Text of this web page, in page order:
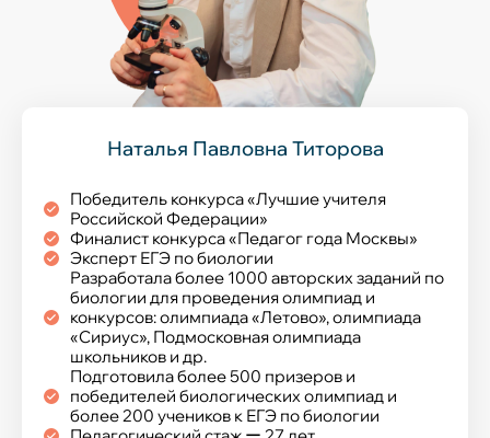
Наталья Павловна Титорова
Победитель конкурса «Лучшие учителя
Российской Федерации»
Финалист конкурса «Педагог года Москвы»
Эксперт ЕГЭ по биологии
Разработала более 1000 авторских заданий по
биологии для проведения олимпиад и
конкурсов: олимпиада «Летово», олимпиада
«Сириус», Подмосковная олимпиада
школьников и др.
Подготовила более 500 призеров и
победителей биологических олимпиад и
более 200 учеников к ЕГЭ по биологии